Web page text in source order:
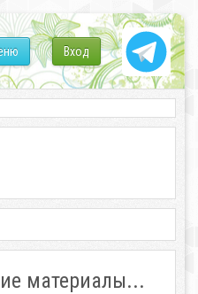
Вход
материалы...